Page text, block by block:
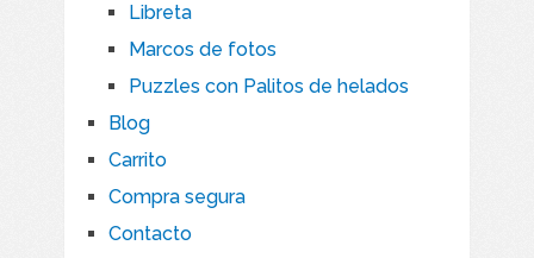
Libreta
Marcos de fotos
Puzzles con Palitos de helados
Blog
Carrito
Compra segura
Contacto